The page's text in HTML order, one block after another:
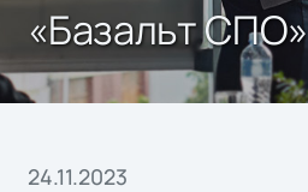
«Базальт СПО»
24.11.2023